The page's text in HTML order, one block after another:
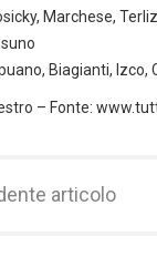
Marchese,
Biagianti, Izco,
– Fonte:
articolo